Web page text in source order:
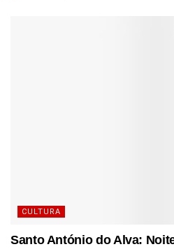
CULTURA
Santo António do Alva: